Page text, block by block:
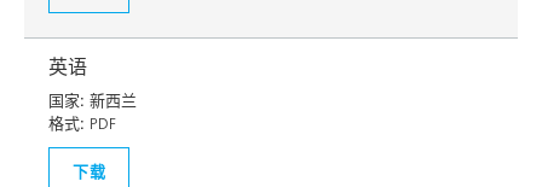
英语
国家: 新西兰
格式: PDF
下载